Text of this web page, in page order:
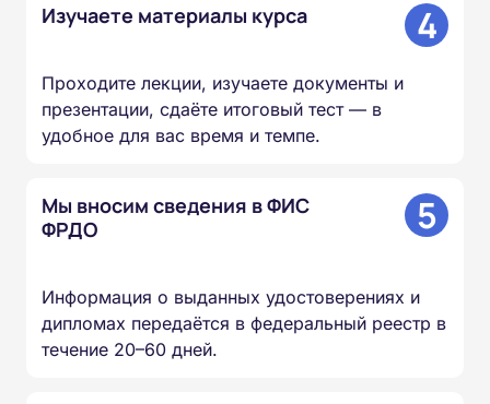
Изучаете материалы курса 4
Проходите лекции, изучаете документы и
презентации, сдаёте итоговый тест — в
удобное для вас время и темпе.
Мы вносим сведения в ФИС
ФРДО
5
Информация о выданных удостоверениях и
дипломах передаётся в федеральный реестр в
течение 20–60 дней.